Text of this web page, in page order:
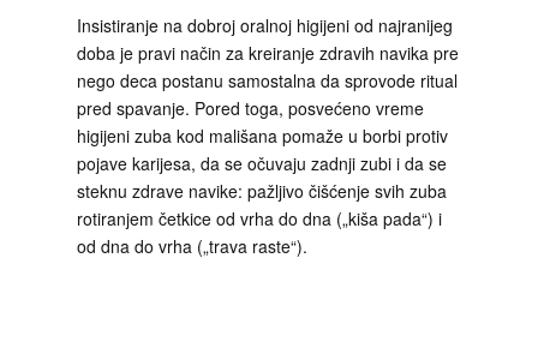
Insistiranje na dobroj oralnoj higijeni od najranijeg
doba je pravi način za kreiranje zdravih navika pre
nego deca postanu samostalna da sprovode ritual
pred spavanje. Pored toga, posvećeno vreme
higijeni zuba kod mališana pomaže u borbi protiv
pojave karijesa, da se očuvaju zadnji zubi i da se
steknu zdrave navike: pažljivo čišćenje svih zuba
rotiranjem četkice od vrha do dna („kiša pada“) i
od dna do vrha („trava raste“).